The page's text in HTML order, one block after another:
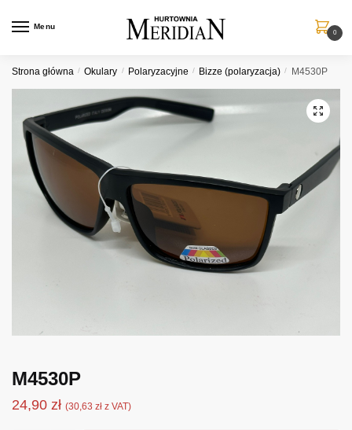
Menu
0
Strona główna / Okulary / Polaryzacyjne / Bizze (polaryzacja) / M4530P
M4530P
24,90 zł (30,63 zł z VAT)